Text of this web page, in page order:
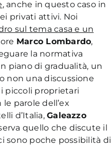
, anche in questo caso in
privati attivi. Noi
sul tema casa e un
Marco Lombardo,
la normativa
piano di gradualità, un
non una discussione
piccoli proprietari
le parole dell’ex
d’Italia,Galeazzo
quello che discute il
sono poche possibilità di